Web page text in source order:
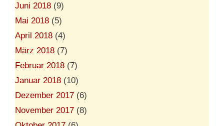
Juni 2018 (9)
Mai 2018 (5)
April 2018 (4)
März 2018 (7)
Februar 2018 (7)
Januar 2018 (10)
Dezember 2017 (6)
November 2017 (8)